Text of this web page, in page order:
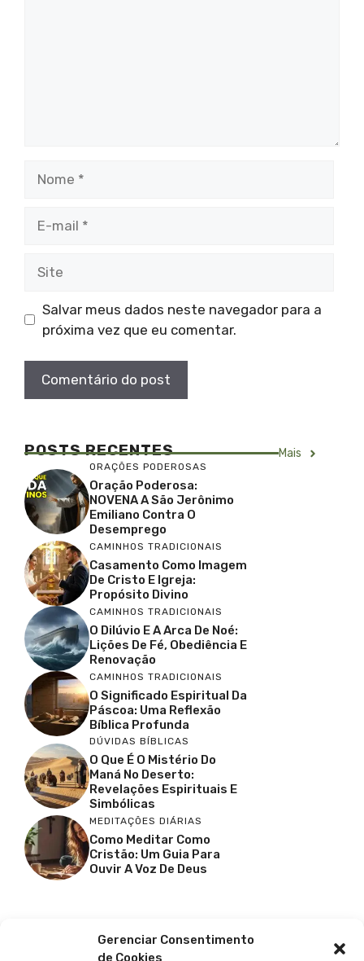
Gerenciar Consentimento
de Cookies
mail
Salvar meus dados neste navegador para a
próxima vez que eu comentar.
POSTS RECENTES Mais
ORAÇÕES PODEROSAS
Oração Poderosa:
NOVENA A São Jerônimo
Emiliano Contra O
Desemprego
CAMINHOS TRADICIONAIS
Casamento Como Imagem
De Cristo E Igreja:
Propósito Divino
CAMINHOS TRADICIONAIS
O Dilúvio E A Arca De Noé:
Lições De Fé, Obediência E
Renovação
CAMINHOS TRADICIONAIS
O Significado Espiritual Da
Páscoa: Uma Reflexão
Bíblica Profunda
DÚVIDAS BÍBLICAS
O Que É O Mistério Do
Maná No Deserto:
Revelações Espirituais E
Simbólicas
MEDITAÇÕES DIÁRIAS
Como Meditar Como
Cristão: Um Guia Para
Ouvir A Voz De Deus
Facebook
Youtube
Pinterest